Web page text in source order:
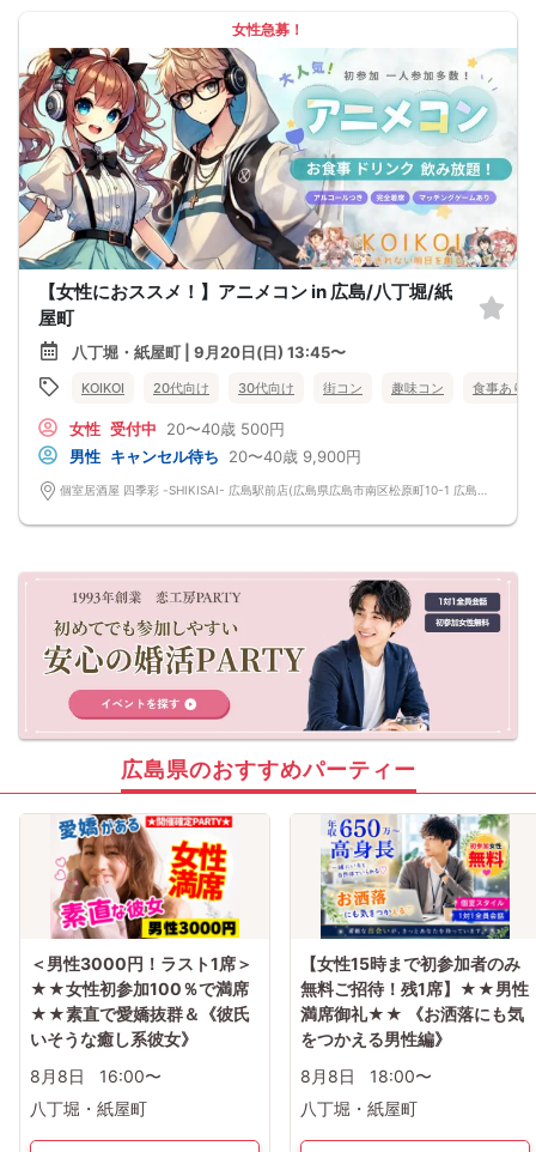
女性急募！
【女性におススメ！】アニメコン in 広島/八丁堀/紙
屋町
八丁堀・紙屋町 | 9月20日(日) 13:45〜
KOIKOI 20代向け 30代向け 街コン 趣味コン 食事あり
女性 受付中 20〜40歳 500円
男性 キャンセル待ち 20〜40歳 9,900円
広島県のおすすめパーティー
＜男性3000円！ラスト1席＞
★★女性初参加100％で満席
★★素直で愛嬌抜群＆《彼氏
いそうな癒し系彼女》
8月8日
16:00〜
八丁堀・紙屋町
【女性15時まで初参加者のみ
無料ご招待！残1席】★★男性
満席御礼★★ 《お洒落にも気
をつかえる男性編》
8月8日
18:00〜
八丁堀・紙屋町